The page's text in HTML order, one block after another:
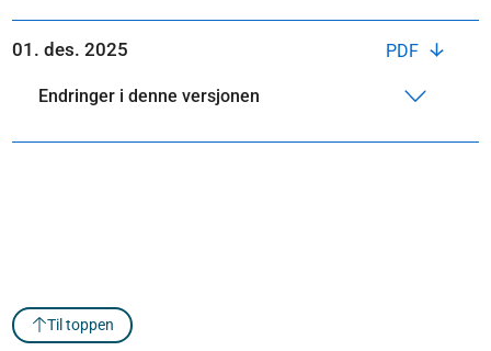
PDF
01. des. 2025
Endringer i denne versjonen
Til toppen